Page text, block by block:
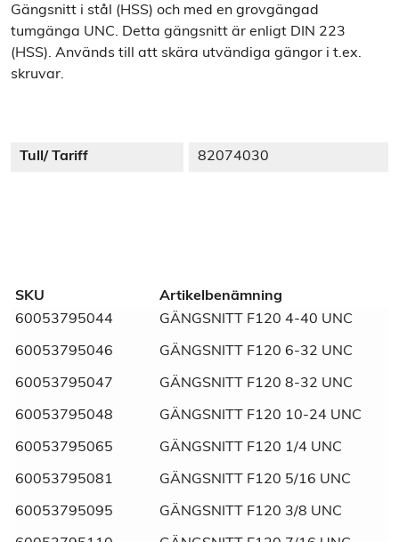
Gängsnitt i stål (HSS) och med en grovgängad
tumgänga UNC. Detta gängsnitt är enligt DIN 223
(HSS). Används till att skära utvändiga gängor i t.ex.
skruvar.
Tull/ Tariff 82074030
Dimensions N/A
Tull/ Tariff 82074030
SKU
Artikelbenämning
60053795044
GÄNGSNITT F120 4-40 UNC
60053795046 GÄNGSNITT F120 6-32 UNC
60053795047 GÄNGSNITT F120 8-32 UNC
60053795048 GÄNGSNITT F120 10-24 UNC
60053795065 GÄNGSNITT F120 1/4 UNC
60053795081 GÄNGSNITT F120 5/16 UNC
60053795095 GÄNGSNITT F120 3/8 UNC